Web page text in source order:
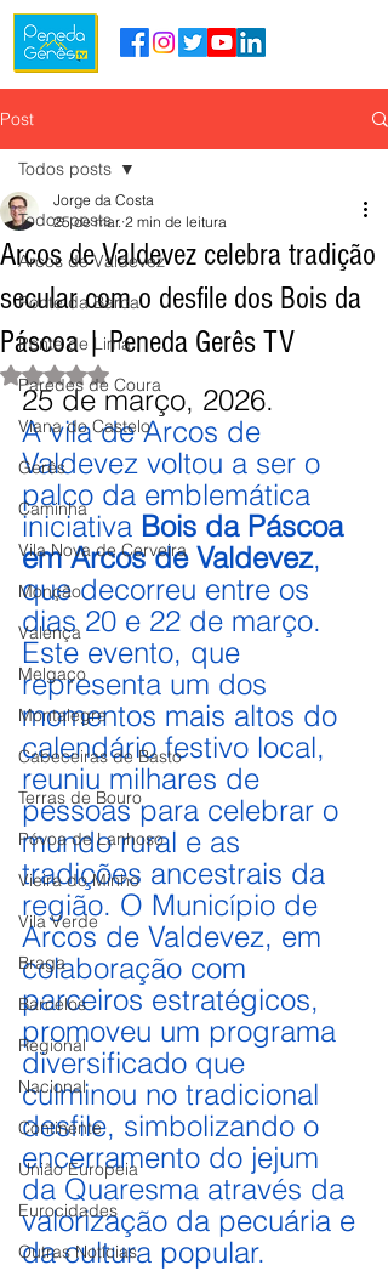
Post
Todos posts
Arcos de Valdevez
Ponte da Barca
Ponte de Lima
Paredes de Coura
Viana do Castelo
Gerês
Caminha
Vila Nova de Cerveira
Monção
Valença
Melgaço
Montalegre
Cabeceiras de Basto
Terras de Bouro
Póvoa de Lanhoso
Vieira do Minho
Vila Verde
Braga
Barcelos
Regional
Nacional
Continente
União Europeia
Eurocidades
Outras Notícias
Todos posts
Arcos de Valdevez celebra tradição
secular com o desfile dos Bois da
Páscoa | Peneda Gerês TV
Jorge da Costa
25 de mar. 2 min de leitura
Avaliado com NaN de 5 estrelas.
25 de março, 2026.
A vila de Arcos de
Valdevez voltou a ser o
palco da emblemática
iniciativa Bois da Páscoa
em Arcos de Valdevez,
que decorreu entre os
dias 20 e 22 de março.
Este evento, que
representa um dos
momentos mais altos do
calendário festivo local,
reuniu milhares de
pessoas para celebrar o
mundo rural e as
tradições ancestrais da
região. O Município de
Arcos de Valdevez, em
colaboração com
parceiros estratégicos,
promoveu um programa
diversificado que
culminou no tradicional
desfile, simbolizando o
encerramento do jejum
da Quaresma através da
valorização da pecuária e
da cultura popular.